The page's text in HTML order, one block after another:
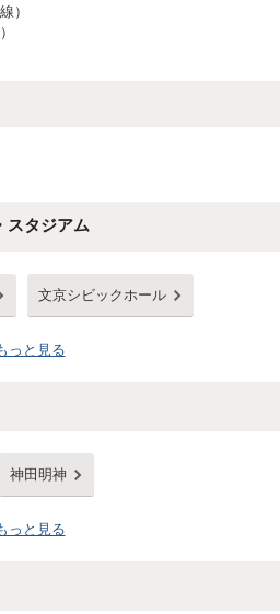
）
スタジアム
文京シビックホール
っと見る
神田明神
っと見る